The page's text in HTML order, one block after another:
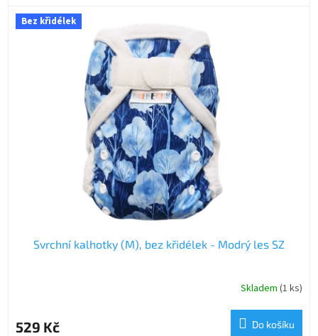
Bez křidélek
Svrchní kalhotky (M), bez křidélek - Modrý les SZ
Skladem (1 ks)
529 Kč Do košíku